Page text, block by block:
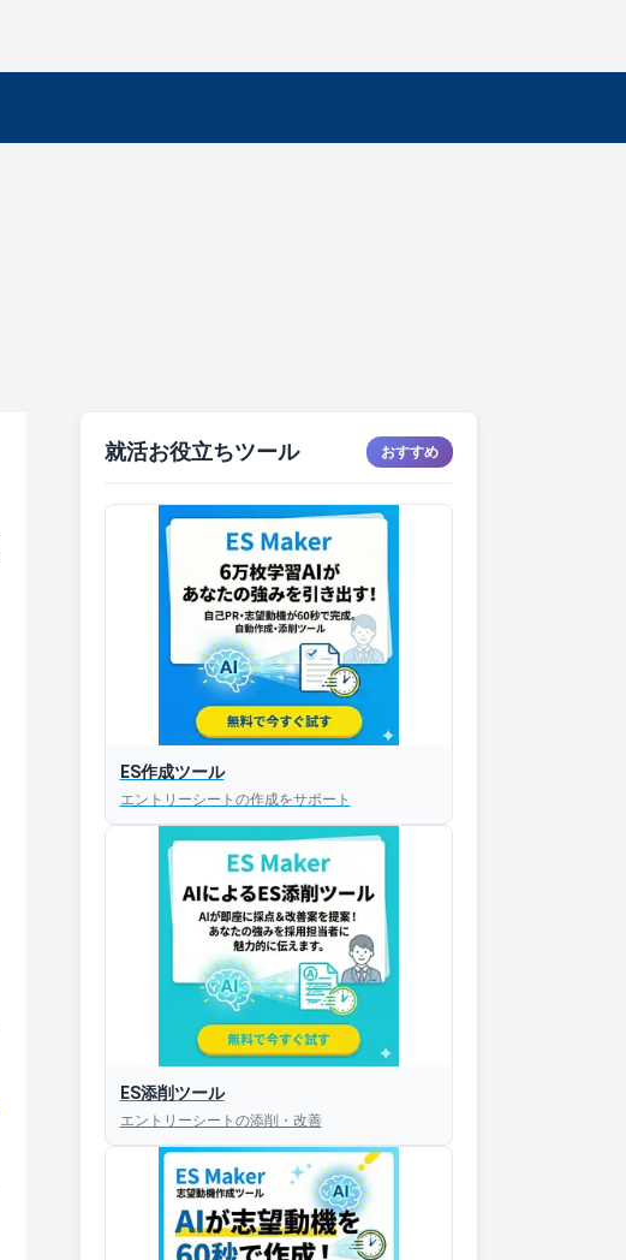
就活お役立ちツール おすすめ
ES作成ツール
エントリーシートの作成をサポート
ES添削ツール
エントリーシートの添削・改善